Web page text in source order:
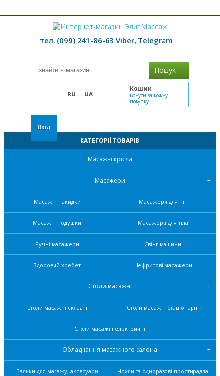
тел. (099) 241-86-63 Viber, Telegram
Пошук
RU UA
Кошик
Бонуси за кожну
покупку
Вхід
КАТЕГОРІЇ ТОВАРІВ
Масажні крісла
Масажери
Масажні накидки Масажери для ніг
Масажні подушки Масажери для тіла
Ручні масажери Свінг машини
Здоровий хребет Нефритові масажери
Столи масажні
Столи масажні складні Столи масажні стаціонарні
Столи масажні електричні
Обладнання масажного салона
Валики для масажу, аксесуари Чохли та одноразові простирадла